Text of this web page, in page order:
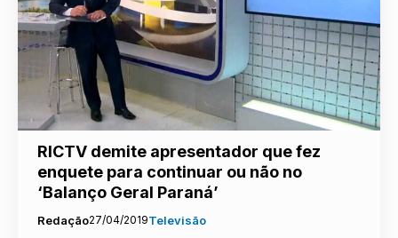
RICTV demite apresentador que fez
enquete para continuar ou não no
‘Balanço Geral Paraná’
Redação27/04/2019Televisão